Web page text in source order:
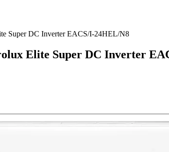
Super DC Inverter EACS/I-24HEL/N8
Elite Super DC Inverter